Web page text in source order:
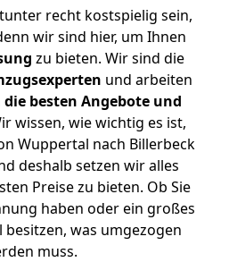
recht kostspielig sein,
wir sind hier, um Ihnen
zu bieten. Wir sind die
und arbeiten
die besten Angebote und
wissen, wie wichtig es ist,
Wuppertal nach Billerbeck
deshalb setzen wir alles
Preise zu bieten. Ob Sie
haben oder ein großes
besitzen, was umgezogen
muss.